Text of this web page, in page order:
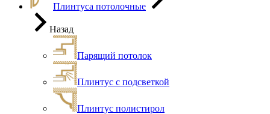
Плинтуса потолочные
Назад
Парящий потолок
Плинтус с подсветкой
Плинтус полистирол